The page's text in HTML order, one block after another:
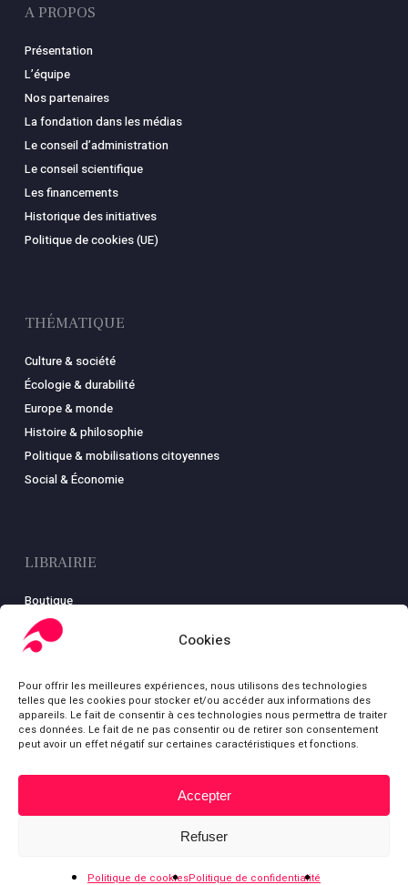
Cookies
Pour offrir les meilleures expériences, nous utilisons des technologies
telles que les cookies pour stocker et/ou accéder aux informations des
appareils. Le fait de consentir à ces technologies nous permettra de traiter
ces données. Le fait de ne pas consentir ou de retirer son consentement
peut avoir un effet négatif sur certaines caractéristiques et fonctions.
Accepter
Refuser
Politique de cookiesPolitique de confidentialité
A PROPOS
Présentation
L’équipe
Nos partenaires
La fondation dans les médias
Le conseil d’administration
Le conseil scientifique
Les financements
Historique des initiatives
Politique de cookies (UE)
THÉMATIQUE
Culture & société
Écologie & durabilité
Europe & monde
Histoire & philosophie
Politique & mobilisations citoyennes
Social & Économie
LIBRAIRIE
Boutique
Carte
Mon compte
Mentions légales